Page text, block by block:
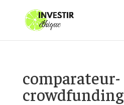
comparateur-
crowdfunding